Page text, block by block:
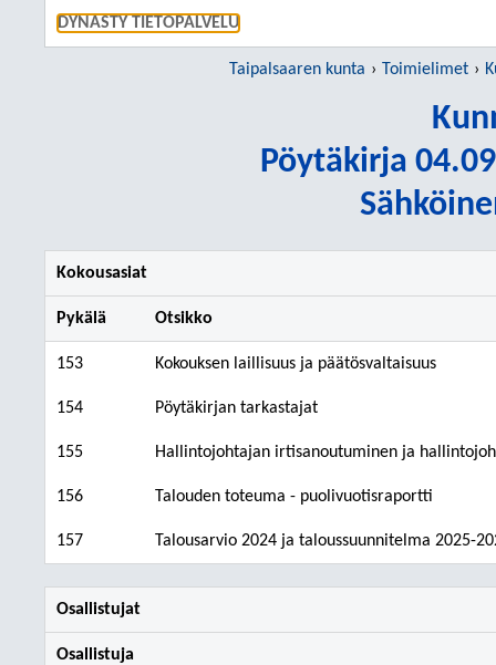
DYNASTY TIETOPALVELU
Taipalsaaren kunta Toimielimet
Pöytäkirja
Kokousasiat
Pykälä Otsikko
153 Kokouksen laillisuus ja päätösvaltaisuus
154 Pöytäkirjan tarkastajat
155 Hallintojohtajan irtisanoutuminen ja
156 Talouden toteuma - puolivuotisraportti
157 Talousarvio 2024 ja taloussuunnitelma 2025-
Osallistujat
Osallistuja